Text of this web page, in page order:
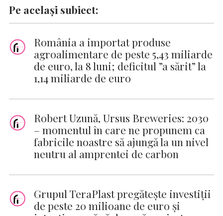
Pe același subiect:
România a importat produse
agroalimentare de peste 5,43 miliarde
de euro, la 8 luni; deficitul ”a sărit” la
1,14 miliarde de euro
Robert Uzună, Ursus Breweries: 2030
– momentul în care ne propunem ca
fabricile noastre să ajungă la un nivel
neutru al amprentei de carbon
Grupul TeraPlast pregătește investiții
de peste 20 milioane de euro și